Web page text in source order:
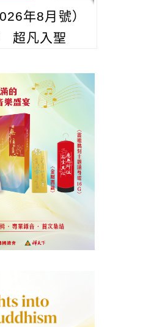
年8月號）
超凡入聖